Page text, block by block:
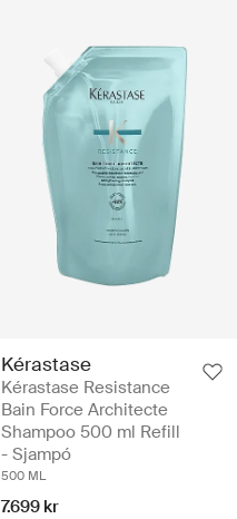
Kérastase
Kérastase Resistance
Bain Force Architecte
Shampoo 500 ml Refill
- Sjampó
500 ML
7.699 kr